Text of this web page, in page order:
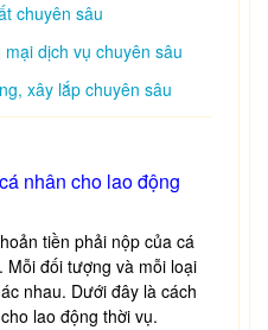
chuyên sâu
dịch vụ chuyên sâu
xây lắp chuyên sâu
nhân cho lao động
tiền phải nộp của cá
Mỗi đối tượng và mỗi loại
nhau. Dưới đây là cách
lao động thời vụ.